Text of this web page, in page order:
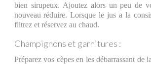
bien sirupeux. Ajoutez alors un peu de
nouveau réduire. Lorsque le jus a la
filtrez et réservez au chaud.
Champignons et garnitures :
Préparez vos cèpes en les débarrassant de